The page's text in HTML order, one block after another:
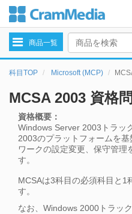
navigation
商品一覧
科目TOP Microsoft (MCP)
MCSA 2003 資格
資格概要：
Windows Server 2003トラッ
2003のプラットフォームを
ワークの設定変更、保守管理
す。
MCSAは3科目の必須科目と1
す。
なお、Windows 2000トラッ